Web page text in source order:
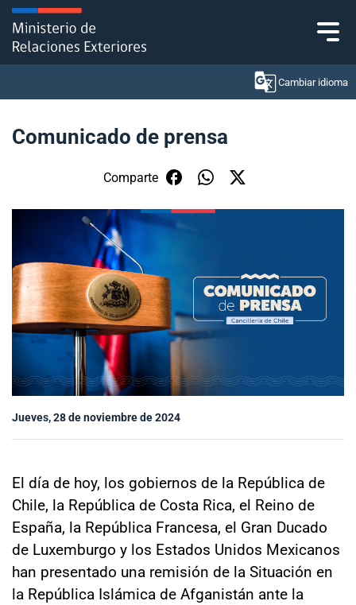
Click acá para ir directamente al contenido
Cambiar idioma
Embajadas y consulados
Servicios ciudadanos
Subsecretaría de Relaciones Económicas
Internacionales
Sala de prensa
modo claro
Comunicado de prensa
Comparte
Jueves, 28 de noviembre de 2024
El día de hoy, los gobiernos de la República de
Chile, la República de Costa Rica, el Reino de
España, la República Francesa, el Gran Ducado
de Luxemburgo y los Estados Unidos Mexicanos
han presentado una remisión de la Situación en
la República Islámica de Afganistán ante la